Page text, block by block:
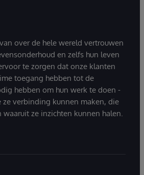
over de hele wereld vertrouwen
en zelfs hun leven
te zorgen dat onze klanten
toegang hebben tot de
hebben om hun werk te doen -
ze verbinding kunnen maken, die
waaruit ze inzichten kunnen halen.